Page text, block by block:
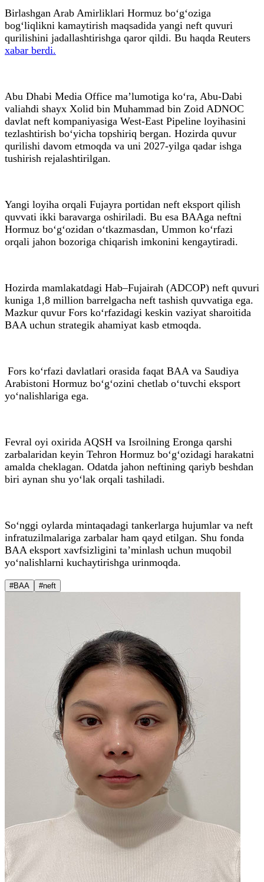
Birlashgan Arab Amirliklari Hormuz bo‘g‘oziga
bog‘liqlikni kamaytirish maqsadida yangi neft quvuri
qurilishini jadallashtirishga qaror qildi. Bu haqda Reuters
xabar berdi.
Abu Dhabi Media Office ma’lumotiga ko‘ra, Abu-Dabi
valiahdi shayx Xolid bin Muhammad bin Zoid ADNOC
davlat neft kompaniyasiga West-East Pipeline loyihasini
tezlashtirish bo‘yicha topshiriq bergan. Hozirda quvur
qurilishi davom etmoqda va uni 2027-yilga qadar ishga
tushirish rejalashtirilgan.
Yangi loyiha orqali Fujayra portidan neft eksport qilish
quvvati ikki baravarga oshiriladi. Bu esa BAAga neftni
Hormuz bo‘g‘ozidan o‘tkazmasdan, Ummon ko‘rfazi
orqali jahon bozoriga chiqarish imkonini kengaytiradi.
Hozirda mamlakatdagi Hab–Fujairah (ADCOP) neft quvuri
kuniga 1,8 million barrelgacha neft tashish quvvatiga ega.
Mazkur quvur Fors ko‘rfazidagi keskin vaziyat sharoitida
BAA uchun strategik ahamiyat kasb etmoqda.
Fors ko‘rfazi davlatlari orasida faqat BAA va Saudiya
Arabistoni Hormuz bo‘g‘ozini chetlab o‘tuvchi eksport
yo‘nalishlariga ega.
Fevral oyi oxirida AQSH va Isroilning Eronga qarshi
zarbalaridan keyin Tehron Hormuz bo‘g‘ozidagi harakatni
amalda cheklagan. Odatda jahon neftining qariyb beshdan
biri aynan shu yo‘lak orqali tashiladi.
So‘nggi oylarda mintaqadagi tankerlarga hujumlar va neft
infratuzilmalariga zarbalar ham qayd etilgan. Shu fonda
BAA eksport xavfsizligini ta’minlash uchun muqobil
yo‘nalishlarni kuchaytirishga urinmoqda.
#BAA #neft